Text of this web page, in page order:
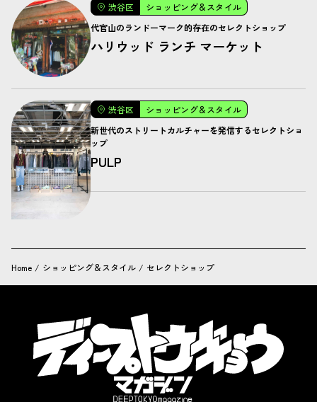
渋谷区
ショッピング＆スタイル
代官山のランドーマーク的存在のセレクトショップ
ハリウッド ランチ マーケット
渋谷区
ショッピング＆スタイル
新世代のストリートカルチャーを発信するセレクトショ
ップ
PULP
Home / ショッピング＆スタイル / セレクトショップ